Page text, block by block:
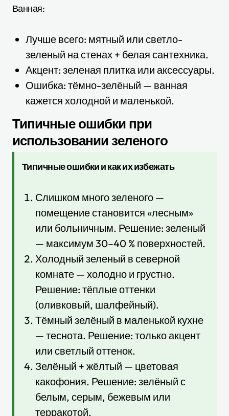
Ванная:
Лучше всего: мятный или светло-
зеленый на стенах + белая сантехника.
Акцент: зеленая плитка или аксессуары.
Ошибка: тёмно-зелёный — ванная
кажется холодной и маленькой.
Типичные ошибки при
использовании зеленого
Типичные ошибки и как их избежать
Слишком много зеленого —
помещение становится «лесным»
или больничным. Решение: зеленый
— максимум 30–40 % поверхностей.
Холодный зеленый в северной
комнате — холодно и грустно.
Решение: тёплые оттенки
(оливковый, шалфейный).
Тёмный зелёный в маленькой кухне
— теснота. Решение: только акцент
или светлый оттенок.
Зелёный + жёлтый — цветовая
какофония. Решение: зелёный с
белым, серым, бежевым или
терракотой.